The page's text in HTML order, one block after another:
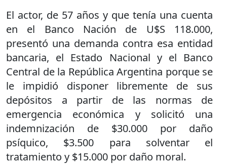
El actor, de 57 años y que tenía una cuenta
en el Banco Nación de U$S 118.000,
presentó una demanda contra esa entidad
bancaria, el Estado Nacional y el Banco
Central de la República Argentina porque se
le impidió disponer libremente de sus
depósitos a partir de las normas de
emergencia económica y solicitó una
indemnización de $30.000 por daño
psíquico, $3.500 para solventar el
tratamiento y $15.000 por daño moral.